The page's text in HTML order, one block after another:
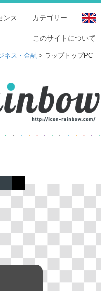
カテゴリー
ンス
このサイトについて
ネス・金融 > ラップトップPC